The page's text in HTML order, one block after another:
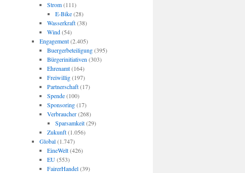
Strom(111)
E-Bike(28)
Wasserkraft(38)
Wind(54)
Engagement(2.405)
Buergerbeteiligung(395)
Bürgerinitiativen (303)
Ehrenamt(164)
Freiwillig(197)
Partnerschaft(17)
Spende(100)
Sponsoring(17)
Verbraucher(268)
Sparsamkeit(29)
Zukunft(1.056)
Global(1.747)
EineWelt(426)
EU(553)
FairerHandel(39)